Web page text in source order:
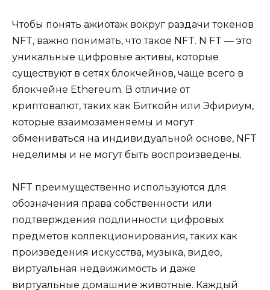
Чтобы понять ажиотаж вокруг раздачи токенов
NFT, важно понимать, что такое NFT. N FT — это
уникальные цифровые активы, которые
существуют в сетях блокчейнов, чаще всего в
блокчейне Ethereum. В отличие от
криптовалют, таких как Биткойн или Эфириум,
которые взаимозаменяемы и могут
обмениваться на индивидуальной основе, NFT
неделимы и не могут быть воспроизведены.
NFT преимущественно используются для
обозначения права собственности или
подтверждения подлинности цифровых
предметов коллекционирования, таких как
произведения искусства, музыка, видео,
виртуальная недвижимость и даже
виртуальные домашние животные. Каждый